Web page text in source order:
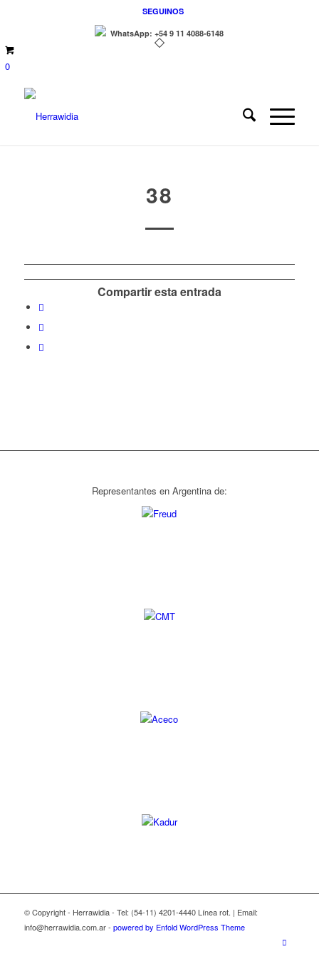
SEGUINOS
WhatsApp: +54 9 11 4088-6148
0
38
Compartir esta entrada
Representantes en Argentina de:
© Copyright - Herrawidia - Tel: (54-11) 4201-4440 Línea rot. | Email:
info@herrawidia.com.ar - powered by Enfold WordPress Theme